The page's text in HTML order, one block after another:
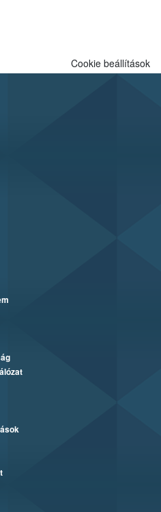
Programja összegyűjtötte a
Cookie beállítások